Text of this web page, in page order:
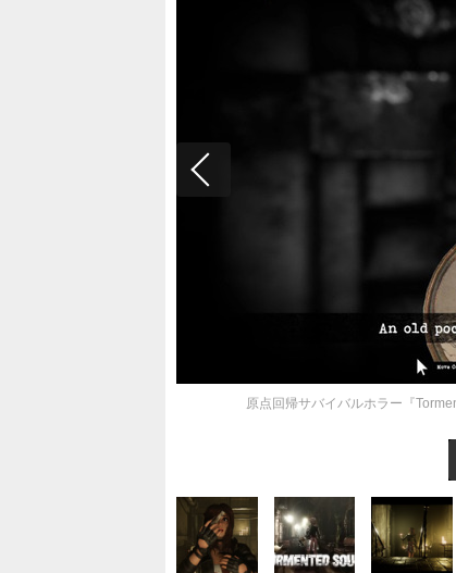
原点回帰サバイバルホラー『